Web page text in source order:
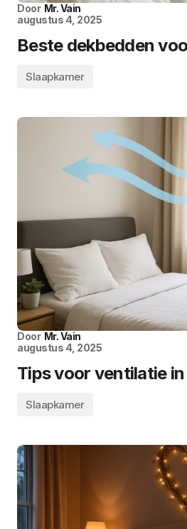
Door Mr. Vain
augustus 4, 2025
Beste dekbedden
Slaapkamer
Door Mr. Vain
augustus 4, 2025
Tips voor ventilatie
Slaapkamer